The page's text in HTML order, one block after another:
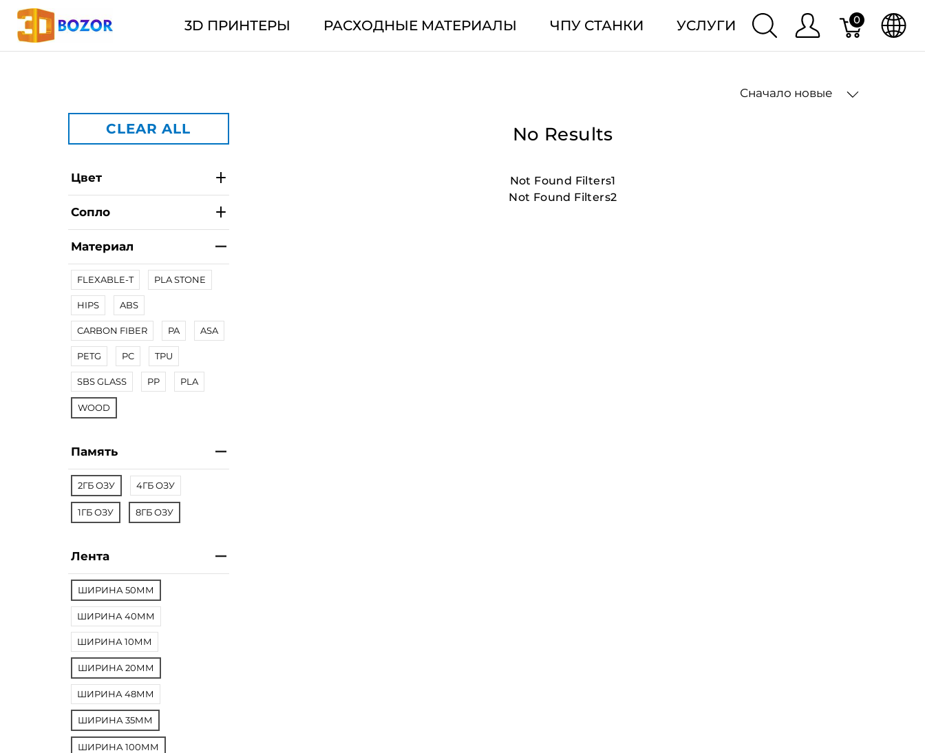
3D ПРИНТЕРЫ РАСХОДНЫЕ МАТЕРИАЛЫ ЧПУ СТАНКИ УСЛУГИ 0
Сначало новые
CLEAR ALL
Цвет
Сопло
Материал
FLEXABLE-T PLA STONE
HIPS ABS
CARBON FIBER PA ASA
PETG PC TPU
SBS GLASS PP PLA
WOOD
Память
2ГБ ОЗУ 4ГБ ОЗУ
1ГБ ОЗУ 8ГБ ОЗУ
Лента
ШИРИНА 50ММ
ШИРИНА 40ММ
ШИРИНА 10ММ
ШИРИНА 20ММ
ШИРИНА 48ММ
ШИРИНА 35ММ
ШИРИНА 100ММ
No Results
Not Found Filters1
Not Found Filters2